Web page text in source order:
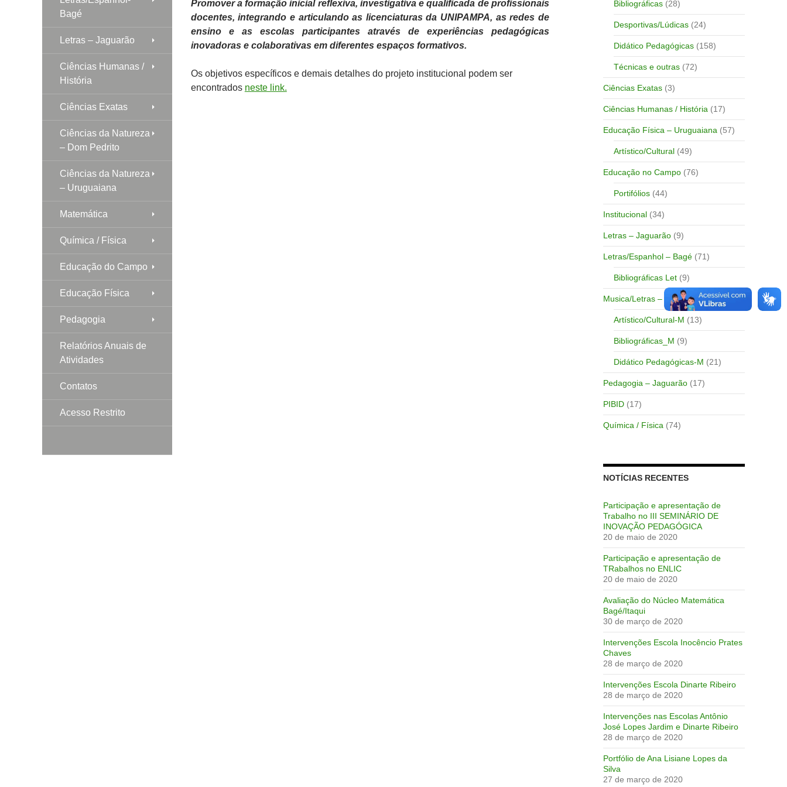
Promover a formação inicial reflexiva, investigativa e qualificada de profissionais
docentes, integrando e articulando as licenciaturas da UNIPAMPA, as redes de
ensino e as escolas participantes através de experiências pedagógicas
inovadoras e colaborativas em diferentes espaços formativos.
Os objetivos específicos e demais detalhes do projeto institucional podem ser
encontrados neste link.
Bibliográficas(28)
Desportivas/Lúdicas(24)
Didático Pedagógicas(158)
Técnicas e outras(72)
Ciências Exatas(3)
Ciências Humanas / História (17)
Educação Física – Uruguaiana (57)
Artístico/Cultural(49)
Educação no Campo(76)
Portifólios(44)
Institucional(34)
Letras – Jaguarão(9)
Letras/Espanhol – Bagé(71)
Bibliográficas Let(9)
Musica/Letras – Bagé(47)
Artístico/Cultural-M (13)
Bibliográficas_M (9)
Didático Pedagógicas-M (21)
Pedagogia – Jaguarão(17)
PIBID(17)
Química / Física (74)
NOTÍCIAS RECENTES
Participação e apresentação de
Trabalho no III SEMINÁRIO DE
INOVAÇÃO PEDAGÓGICA
20 de maio de 2020
Participação e apresentação de
TRabalhos no ENLIC
20 de maio de 2020
Avaliação do Núcleo Matemática
Bagé/Itaqui
30 de março de 2020
Intervenções Escola Inocêncio Prates
Chaves
28 de março de 2020
Intervenções Escola Dinarte Ribeiro
28 de março de 2020
Intervenções nas Escolas Antônio
José Lopes Jardim e Dinarte Ribeiro
28 de março de 2020
Portfólio de Ana Lisiane Lopes da
Silva
27 de março de 2020
Bagé
Letras – Jaguarão
Ciências Humanas /
História
Ciências Exatas
Ciências da Natureza
– Dom Pedrito
Ciências da Natureza
– Uruguaiana
Matemática
Química / Física
Educação do Campo
Educação Física
Pedagogia
Relatórios Anuais de
Atividades
Contatos
Acesso Restrito